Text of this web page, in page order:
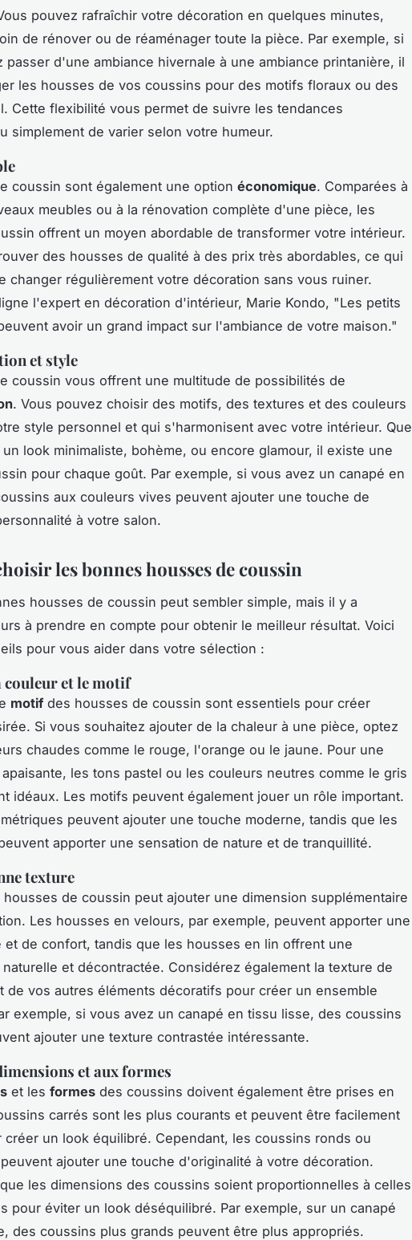
pouvez rafraîchir votre décoration en quelques minutes,
de rénover ou de réaménager toute la pièce. Par exemple, si
passer d'une ambiance hivernale à une ambiance printanière, il
les housses de vos coussins pour des motifs floraux ou des
Cette flexibilité vous permet de suivre les tendances
simplement de varier selon votre humeur.
coussin sont également une option économique. Comparées à
meubles ou à la rénovation complète d'une pièce, les
offrent un moyen abordable de transformer votre intérieur.
des housses de qualité à des prix très abordables, ce qui
changer régulièrement votre décoration sans vous ruiner.
l'expert en décoration d'intérieur, Marie Kondo, "Les petits
avoir un grand impact sur l'ambiance de votre maison."
et style
coussin vous offrent une multitude de possibilités de
. Vous pouvez choisir des motifs, des textures et des couleurs
style personnel et qui s'harmonisent avec votre intérieur. Que
look minimaliste, bohème, ou encore glamour, il existe une
pour chaque goût. Par exemple, si vous avez un canapé en
aux couleurs vives peuvent ajouter une touche de
à votre salon.
les bonnes housses de coussin
housses de coussin peut sembler simple, mais il y a
à prendre en compte pour obtenir le meilleur résultat. Voici
pour vous aider dans votre sélection :
couleur et le motif
motifdes housses de coussin sont essentiels pour créer
Si vous souhaitez ajouter de la chaleur à une pièce, optez
chaudes comme le rouge, l'orange ou le jaune. Pour une
les tons pastel ou les couleurs neutres comme le gris
idéaux. Les motifs peuvent également jouer un rôle important.
peuvent ajouter une touche moderne, tandis que les
apporter une sensation de nature et de tranquillité.
texture
housses de coussin peut ajouter une dimension supplémentaire
Les housses en velours, par exemple, peuvent apporter une
et de confort, tandis que les housses en lin offrent une
et décontractée. Considérez également la texture de
de vos autres éléments décoratifs pour créer un ensemble
exemple, si vous avez un canapé en tissu lisse, des coussins
ajouter une texture contrastée intéressante.
et aux formes
et les formes des coussins doivent également être prises en
carrés sont les plus courants et peuvent être facilement
créer un look équilibré. Cependant, les coussins ronds ou
ajouter une touche d'originalité à votre décoration.
les dimensions des coussins soient proportionnelles à celles
pour éviter un look déséquilibré. Par exemple, sur un canapé
des coussins plus grands peuvent être plus appropriés.